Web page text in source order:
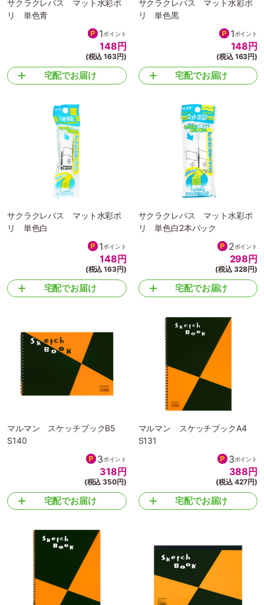
サクラクレパス マット水彩ポ
リ 単色青
1ポイント
148 円
(税込 163円)
宅配でお届け
サクラクレパス マット水彩ポ
リ 単色黒
1ポイント
148 円
(税込 163円)
宅配でお届け
サクラクレパス マット水彩ポ
リ 単色白
1ポイント
148 円
(税込 163円)
宅配でお届け
サクラクレパス マット水彩ポ
リ 単色白2本パック
2ポイント
298 円
(税込 328円)
宅配でお届け
マルマン スケッチブックB5
S140
3ポイント
318 円
(税込 350円)
宅配でお届け
マルマン スケッチブックA4
S131
3ポイント
388 円
(税込 427円)
宅配でお届け